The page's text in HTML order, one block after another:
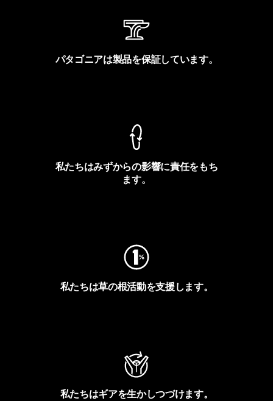
パタゴニアは製品を保証しています。
私たちはみずからの影響に責任をもち
ます。
私たちは草の根活動を支援します。
私たちはギアを生かしつづけます。